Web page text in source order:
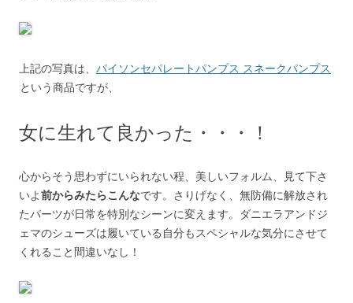
上記の写真は、 パイソンセパレートパンプス スネークパンプス
という商品ですが、
女に生れて良かった・・・！
心からそう思わずにいられない程、美しいフォルム、見て下さ
いよ前からみたらこんなです。さりげなく、無防備に解放され
たパーツが日常を特別なシーンに変えます。ダニエラアンドジ
ェマのシューズは履いている自分もスペシャルな気分にさせて
くれること間違いなし！